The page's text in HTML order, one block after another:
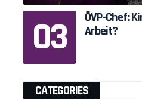
ÖVP-Chef:
Arbeit?
CATEGORIES